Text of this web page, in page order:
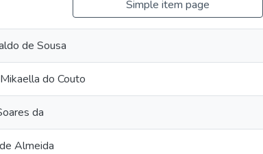
Simple item page
de Sousa
do Couto
da
Almeida